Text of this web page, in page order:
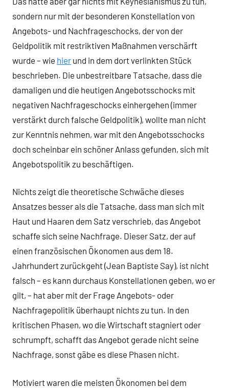
sondern nur mit der besonderen Konstellation von
Angebots- und Nachfrageschocks, der von der
Geldpolitik mit restriktiven Maßnahmen verschärft
wurde – wie hier und in dem dort verlinkten Stück
beschrieben. Die unbestreitbare Tatsache, dass die
damaligen und die heutigen Angebotsschocks mit
negativen Nachfrageschocks einhergehen (immer
verstärkt durch falsche Geldpolitik), wollte man nicht
zur Kenntnis nehmen, war mit den Angebotsschocks
doch scheinbar ein schöner Anlass gefunden, sich mit
Angebotspolitik zu beschäftigen.
Nichts zeigt die theoretische Schwäche dieses
Ansatzes besser als die Tatsache, dass man sich mit
Haut und Haaren dem Satz verschrieb, das Angebot
schaffe sich seine Nachfrage. Dieser Satz, der auf
einen französischen Ökonomen aus dem 18.
Jahrhundert zurückgeht (Jean Baptiste Say), ist nicht
falsch – es kann durchaus Konstellationen geben, wo er
gilt, – hat aber mit der Frage Angebots- oder
Nachfragepolitik überhaupt nichts zu tun. In den
kritischen Phasen, wo die Wirtschaft stagniert oder
schrumpft, schafft das Angebot gerade nicht seine
Nachfrage, sonst gäbe es diese Phasen nicht.
Motiviert waren die meisten Ökonomen bei dem